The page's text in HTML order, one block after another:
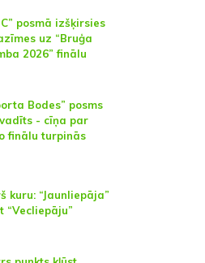
posmā izšķirsies
uz “Bruģa
2026” finālu
Bodes” posms
- cīņa par
finālu turpinās
kuru: “Jaunliepāja”
“Vecliepāju”